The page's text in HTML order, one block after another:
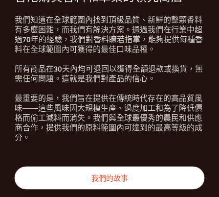
我們知道在全球範圍內找到頂級品質、新鮮的整顆香料
有多麼困難，而我們有解決方案。通過我們在行業中超
過70年的經驗，我們對香料瞭若指掌，能夠提供每種香
料在全球範圍內可獲得的最佳口味品種。
所有商品在30天內均可退回以獲得全額退款或換貨，無
需任何問題。這就是我們對產品的信心。
最重要的是，我們旨在提供在傳統時代存在的高品質風
味——這些風味因大規模生產、過度加工和為了降低價
格而偷工減料而消失。我們與全球最優秀的農民和供應
商合作，提供我們的原料範圍內可達到的最高等級的成
分。
我們的故事